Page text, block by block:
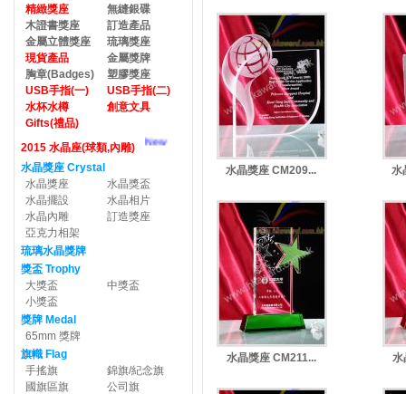
精緻獎座
無縫銀碟
木證書獎座
訂造產品
金屬立體獎座
琉璃獎座
現貨產品
金屬獎牌
胸章(Badges)
塑膠獎座
USB手指(一)
USB手指(二)
水杯水樽
創意文具
Gifts(禮品)
2015 水晶座(球類,內雕)
New
水晶獎座 Crystal
水晶獎座
水晶獎盃
水晶擺設
水晶相片
水晶內雕
訂造獎座
亞克力相架
琉璃水晶獎牌
獎盃 Trophy
大獎盃
中獎盃
小獎盃
獎牌 Medal
65mm 獎牌
旗幟 Flag
手搖旗
錦旗/紀念旗
國旗區旗
公司旗
水晶獎座 CM209... 水
水晶獎座 CM211... 水